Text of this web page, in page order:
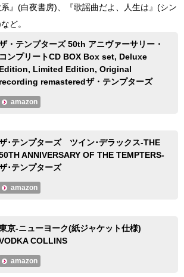
』(白夜書房)、『歌謡曲だよ、人生は』(シン
ど。
・テンプターズ 50th アニヴァーサリー・
コンプリートCD BOX Box set, Deluxe
Edition, Limited Edition, Original
recording remasteredザ・テンプターズ
amazon
･テンプターズ ツイン･デラックス-THE
ANNIVERSARY OF THE TEMPTERS-
･テンプターズ
amazon
京-ニューヨーク(紙ジャケット仕様)
COLLINS
amazon